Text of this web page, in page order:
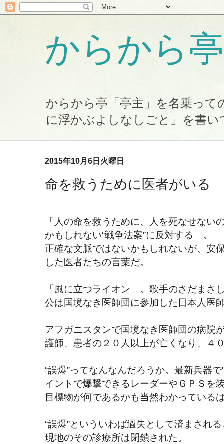
からから
からから亭「亭主」を名乗っ
に浮かぶよしなしごと」を書い
2015年10月6日火曜日
命を救うために医者がいる
「人の命を救うために、人を死なせな
かもしれない“戦争法案”に反対する」。
正確な文脈ではないかもしれないが、安
した医者たちの言葉だ。
「風に立つライオン」。歌手のさだま
公は国境なき医師団に参加した日本人医
アフガニスタンで国境なき医師団の病院
護師、患者の２０人以上が亡くなり、４
“誤爆”ってなんなんだろうか。最新兵器
イントで爆撃できるレーダーやＧＰＳを
目標物が何であるかも当然わかっている
“誤爆”といういわば過失として済まされ
現地のその診療所は閉鎖された。